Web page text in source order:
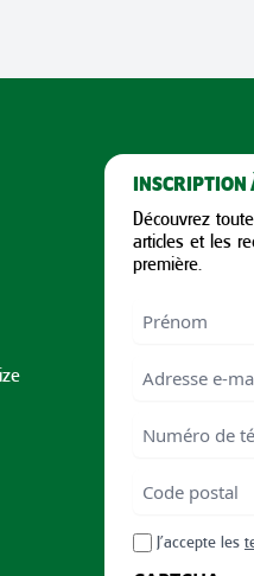
INSCRIPTION
Découvrez
articles et les
première.
Nom
Email
Numéro
téléphone
Code
postal
Code
postal
RGPDJ’accepte les